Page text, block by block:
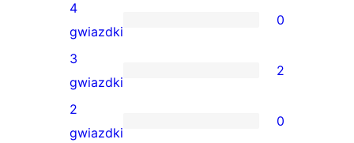
recenzja
5-
gwiazdkowa
0
recenzji
4-
gwiazdkowych
4
gwiazdki
0
2
recenzje
3-
3
gwiazdki
2
0
2
gwiazdki
0